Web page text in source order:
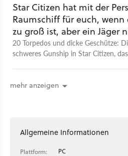
Star Citizen hat mit der
Raumschiff für euch, wenn
zu groß ist, aber ein Jäger
20 Torpedos und dicke Geschütze:
schweres Gunship in Star Citizen,
Gebietskontrolle zu sichern. Anders
bieten 360-Grad-Traversierung und
Reichweitenbegrenzung. Zusätzlich
mehr anzeigen
Allgemeine Informationen
Plattform:
PC